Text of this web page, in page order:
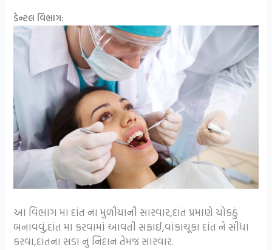
ડેન્ટલ વિભાગ:
આ વિભાગ મા દાંત ના મુળીયાની સારવાર,દાંત પ્રમાણે ચોકઠું
બનાવવું,દાંત મા કરવામાં આવતી સફાઈ,વાંકાચૂકા દાંત ને સીધા
કરવા,દાંતના સડા નુ નિદાન તેમજ સારવાર.